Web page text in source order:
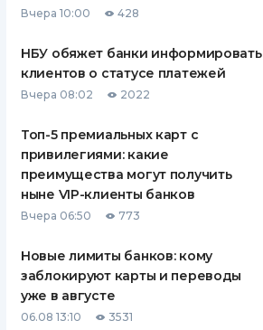
СТРАХОВАНИЮ
ВСЕ СТРАХОВЫЕ ПОЛИСЫ
ОТЗЫВЫ О СТРАХОВЫХ
КОМПАНИЯХ
Вчера 10:00 428
НБУ обяжет банки информировать
клиентов о статусе платежей
Вчера 08:02 2022
Топ-5 премиальных карт с
привилегиями: какие
преимущества могут получить
ныне VIP-клиенты банков
Вчера 06:50 773
Новые лимиты банков: кому
заблокируют карты и переводы
уже в августе
06.08 13:10 3531